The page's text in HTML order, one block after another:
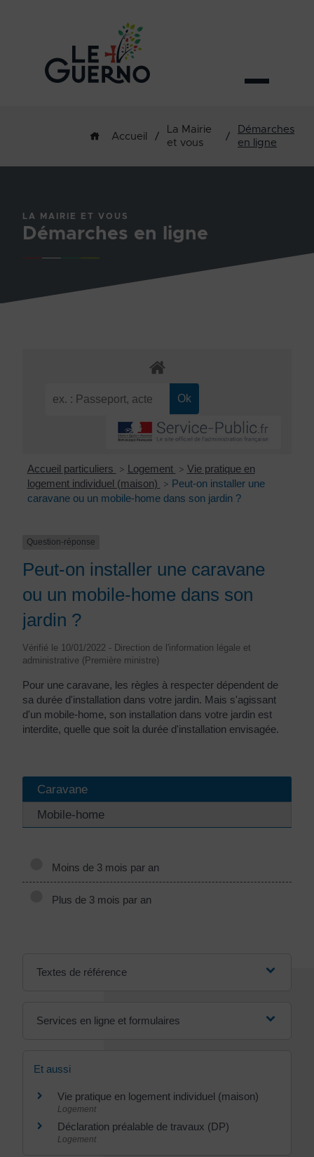
Accueil /
La Mairie
et vous
/
Démarches
en ligne
LA MAIRIE ET VOUS
Démarches en ligne
Accueil particuliers > Logement > Vie pratique en
logement individuel (maison)
> Peut-on installer une
caravane ou un mobile-home dans son jardin ?
Question-réponse
Peut-on installer une caravane
ou un mobile-home dans son
jardin ?
Vérifié le 10/01/2022 - Direction de l'information légale et
administrative (Première ministre)
Pour une caravane, les règles à respecter dépendent de
sa durée d'installation dans votre jardin. Mais s'agissant
d'un mobile-home, son installation dans votre jardin est
interdite, quelle que soit la durée d'installation envisagée.
Caravane
Mobile-home
Moins de 3 mois par an
Plus de 3 mois par an
Textes de référence
Services en ligne et formulaires
Et aussi
Vie pratique en logement individuel (maison)
Logement
Déclaration préalable de travaux (DP)
Logement